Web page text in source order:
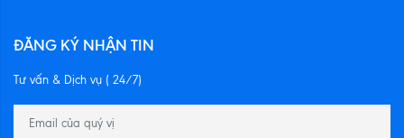
ĐĂNG KÝ NHẬN TIN
Tư vấn & Dịch vụ ( 24/7)